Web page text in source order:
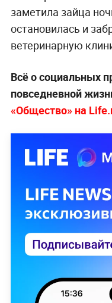
заметила зайца
остановилась и
ветеринарную
Всё о социальных
повседневной
«Общество» на